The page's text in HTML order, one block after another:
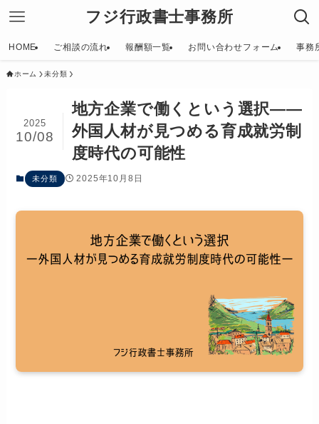
フジ行政書士事務所
HOME ご相談の流れ 報酬額一覧 お問い合わせフォーム 事務
ホーム 未分類
地方企業で働くという選択――
外国人材が見つめる育成就労制
度時代の可能性
2025
10/08
未分類 2025年10月8日